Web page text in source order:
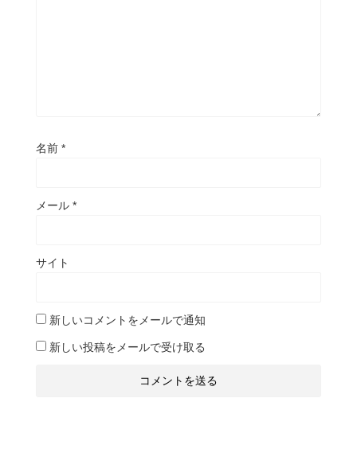
名前 *
メール *
サイト
新しいコメントをメールで通知
新しい投稿をメールで受け取る